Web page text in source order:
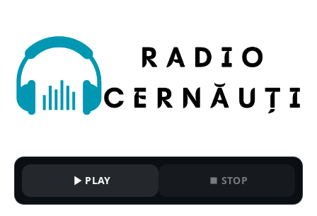
PLAY STOP